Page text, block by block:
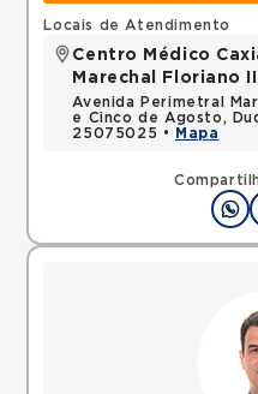
Locais de Atendimento
Centro Médico
Marechal Floriano II
Avenida Perimetral
e Cinco de Agosto,
25075025 •
Mapa